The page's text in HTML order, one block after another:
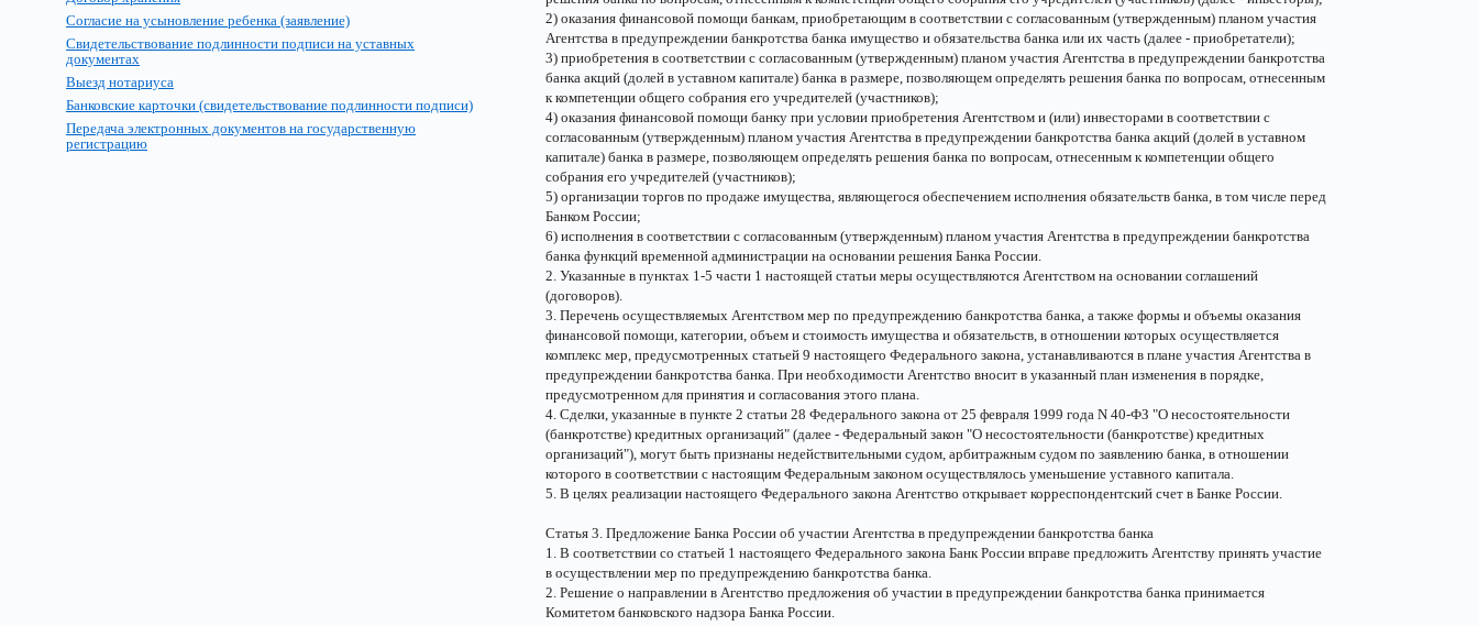
Согласие на усыновление ребенка (заявление)
Свидетельствование подлинности подписи на уставных
документах
Выезд нотариуса
Банковские карточки (свидетельствование подлинности подписи)
Передача электронных документов на государственную
регистрацию
2) оказания финансовой помощи банкам, приобретающим в соответствии с согласованным (утвержденным) планом участия
Агентства в предупреждении банкротства банка имущество и обязательства банка или их часть (далее - приобретатели);
3) приобретения в соответствии с согласованным (утвержденным) планом участия Агентства в предупреждении банкротства
банка акций (долей в уставном капитале) банка в размере, позволяющем определять решения банка по вопросам, отнесенным
к компетенции общего собрания его учредителей (участников);
4) оказания финансовой помощи банку при условии приобретения Агентством и (или) инвесторами в соответствии с
согласованным (утвержденным) планом участия Агентства в предупреждении банкротства банка акций (долей в уставном
капитале) банка в размере, позволяющем определять решения банка по вопросам, отнесенным к компетенции общего
собрания его учредителей (участников);
5) организации торгов по продаже имущества, являющегося обеспечением исполнения обязательств банка, в том числе перед
Банком России;
6) исполнения в соответствии с согласованным (утвержденным) планом участия Агентства в предупреждении банкротства
банка функций временной администрации на основании решения Банка России.
2. Указанные в пунктах 1-5 части 1 настоящей статьи меры осуществляются Агентством на основании соглашений
(договоров).
3. Перечень осуществляемых Агентством мер по предупреждению банкротства банка, а также формы и объемы оказания
финансовой помощи, категории, объем и стоимость имущества и обязательств, в отношении которых осуществляется
комплекс мер, предусмотренных статьей 9 настоящего Федерального закона, устанавливаются в плане участия Агентства в
предупреждении банкротства банка. При необходимости Агентство вносит в указанный план изменения в порядке,
предусмотренном для принятия и согласования этого плана.
4. Сделки, указанные в пункте 2 статьи 28 Федерального закона от 25 февраля 1999 года N 40-ФЗ "О несостоятельности
(банкротстве) кредитных организаций" (далее - Федеральный закон "О несостоятельности (банкротстве) кредитных
организаций"), могут быть признаны недействительными судом, арбитражным судом по заявлению банка, в отношении
которого в соответствии с настоящим Федеральным законом осуществлялось уменьшение уставного капитала.
5. В целях реализации настоящего Федерального закона Агентство открывает корреспондентский счет в Банке России.
Статья 3. Предложение Банка России об участии Агентства в предупреждении банкротства банка
1. В соответствии со статьей 1 настоящего Федерального закона Банк России вправе предложить Агентству принять участие
в осуществлении мер по предупреждению банкротства банка.
2. Решение о направлении в Агентство предложения об участии в предупреждении банкротства банка принимается
Комитетом банковского надзора Банка России.